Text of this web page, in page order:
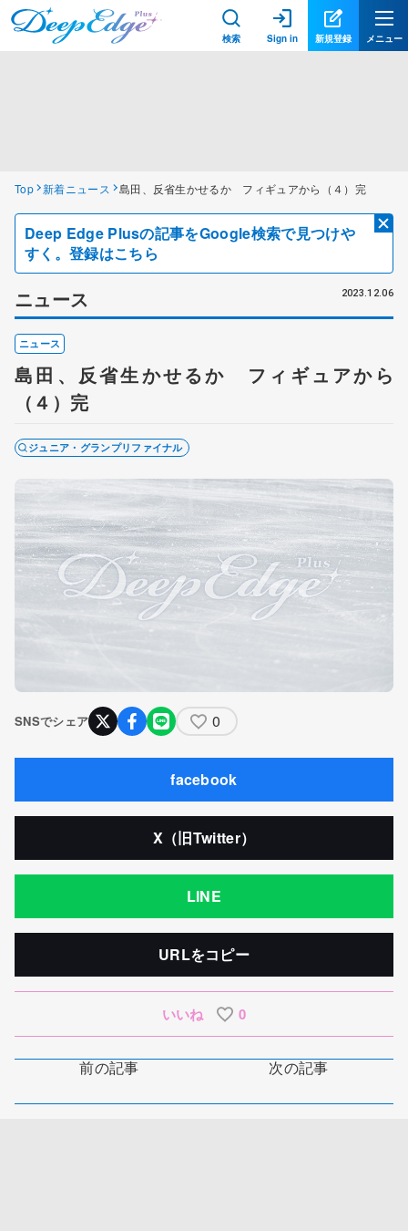
検索 Sign in 新規登録 メニュー
Top 新着ニュース 島田、反省生かせるか フィギュアから（４）完
Deep Edge Plusの記事をGoogle検索で見つけや
すく。登録はこちら
ニュース 2023.12.06
ニュース
島田、反省生かせるか フィギュアから
（４）完
ジュニア・グランプリファイナル
SNSでシェア 0
facebook
X（旧Twitter）
LINE
URLをコピー
いいね 0
前の記事 次の記事